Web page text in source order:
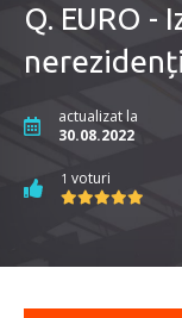
Q. EURO -
actualizat la
30.08.2022
1 voturi